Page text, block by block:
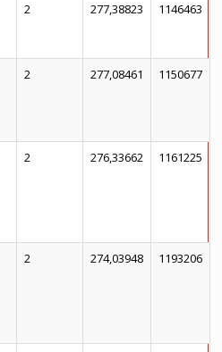
2 277,38823 1146463
2 277,08461 1150677
2 276,33662 1161225
2 274,03948 1193206